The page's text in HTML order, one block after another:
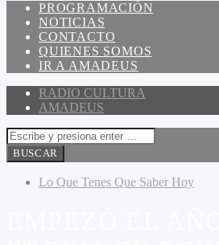
PROGRAMACIÓN
NOTICIAS
CONTACTO
QUIENES SOMOS
IR A AMADEUS
RADIO CULTURA
AMADEUS
Lo Que Tenes Que Saber Hoy